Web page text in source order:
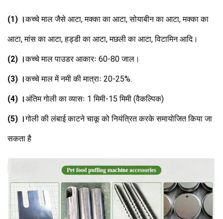
(1) ।कच्चे माल जैसे आटा, मक्का का आटा, सोयाबीन का आटा, मक्का का
आटा, मांस का आटा, हड्डी का आटा, मछली का आटा, विटामिन आदि।
(2) ।कच्चे माल पाउडर आकारः 60-80 जाल।
(3) ।कच्चे माल में नमी की मात्राः 20-25%.
(4) ।अंतिम गोली का व्यासः 1 मिमी-15 मिमी (वैकल्पिक)
(5) ।गोली की लंबाई काटने चाकू को नियंत्रित करके समायोजित किया जा
सकता है